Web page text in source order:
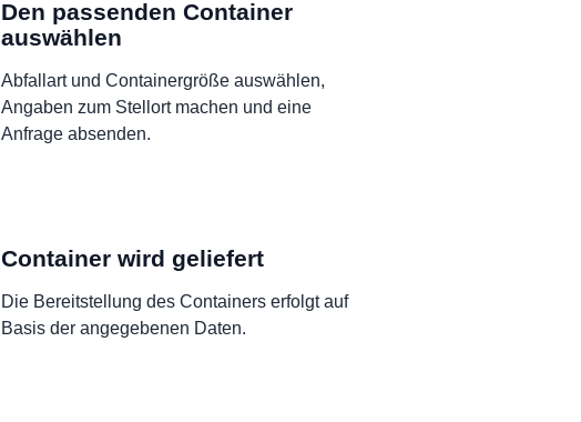
Den passenden Container
auswählen
Abfallart und Containergröße auswählen,
Angaben zum Stellort machen und eine
Anfrage absenden.
Container wird geliefert
Die Bereitstellung des Containers erfolgt auf
Basis der angegebenen Daten.